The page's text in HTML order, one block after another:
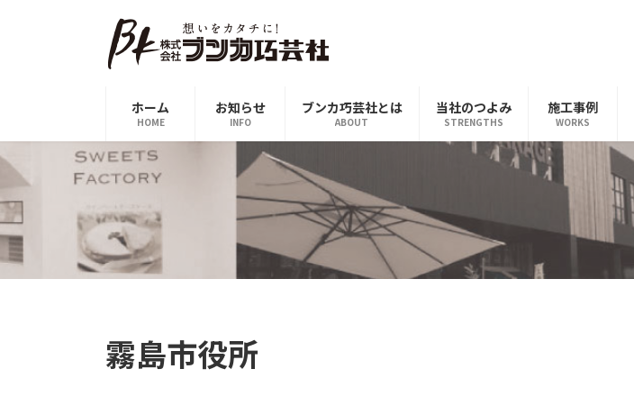
ス
キ
ッ
プ
ン
に
移
動
ホーム
HOME
お知らせ
INFO
ブンカ巧芸社とは
ABOUT
当社のつよみ
STRENGTHS
施工事例
WORKS
霧島市役所